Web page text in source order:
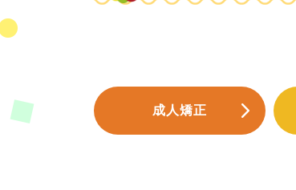
成人矯正